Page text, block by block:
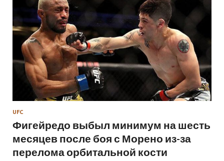
UFC
Фигейредо выбыл минимум на шесть
месяцев после боя с Морено из-за
перелома орбитальной кости